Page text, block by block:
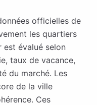
officielles de
les quartiers
est évalué selon
taux de vacance,
du marché. Les
de la ville
Ces